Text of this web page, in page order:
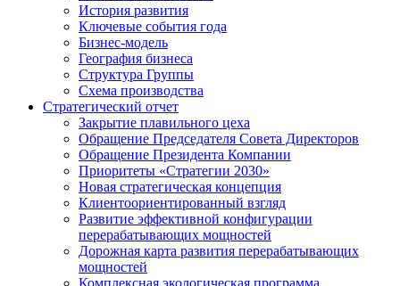
История развития
Ключевые события года
Бизнес-модель
География бизнеса
Структура Группы
Схема производства
Стратегический отчет
Закрытие плавильного цеха
Обращение Председателя Совета Директоров
Обращение Президента Компании
Приоритеты «Стратегии 2030»
Новая стратегическая концепция
Клиентоориентированный взгляд
Развитие эффективной конфигурации
перерабатывающих мощностей
Дорожная карта развития перерабатывающих
мощностей
Комплексная экологическая программа